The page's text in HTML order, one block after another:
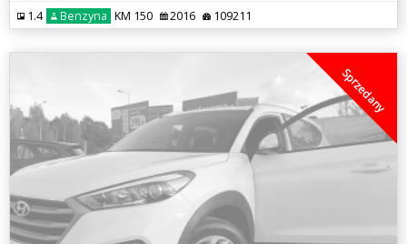
1.4 Benzyna KM 150 2016 109211
Sprzedany